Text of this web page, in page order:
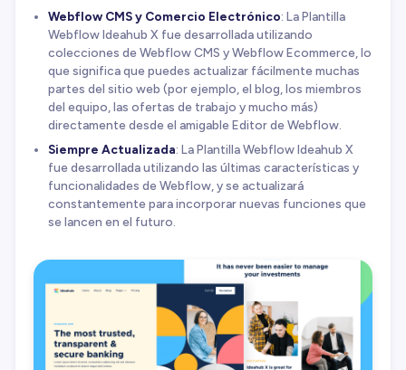
Webflow CMS y Comercio Electrónico: La Plantilla
Webflow Ideahub X fue desarrollada utilizando
colecciones de Webflow CMS y Webflow Ecommerce, lo
que significa que puedes actualizar fácilmente muchas
partes del sitio web (por ejemplo, el blog, los miembros
del equipo, las ofertas de trabajo y mucho más)
directamente desde el amigable Editor de Webflow.
Siempre Actualizada: La Plantilla Webflow Ideahub X
fue desarrollada utilizando las últimas características y
funcionalidades de Webflow, y se actualizará
constantemente para incorporar nuevas funciones que
se lancen en el futuro.